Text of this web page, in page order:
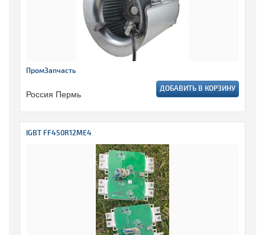
ПромЗапчасть
Россия Пермь ДОБАВИТЬ В КОРЗИНУ
IGBT FF450R12ME4